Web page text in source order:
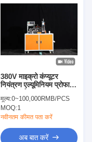
380V माइक्रो कंप्यूटर
नियंत्रण एल्यूमिनियम प्रोफाइल
मूल्य:0~100,000RMB/PCS
MOQ:1
नवीनतम कीमत पता करें
अब बात करें